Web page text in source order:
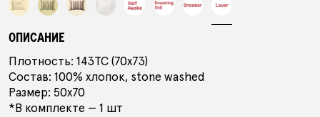
ПОДАРОЧНЫЙ СЕРТИФИКАТ
АУТЛЕТ
ОПИСАНИЕ
Плотность: 143TC (70x73)
Состав: 100% хлопок, stone washed
Размер: 50x70
*В комплекте — 1 шт